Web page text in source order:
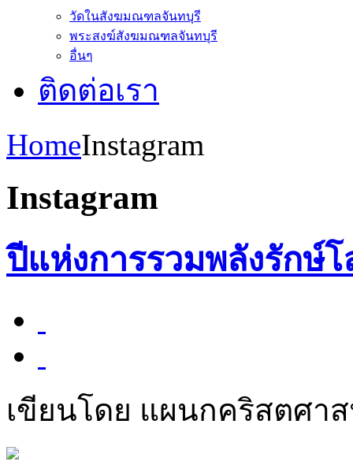
วัดในสังฆมณฑลจันทบุรี
พระสงฆ์สังฆมณฑลจันทบุรี
อื่นๆ
ติดต่อเรา
HomeInstagram
Instagram
ปีแห่งการรวมพลังรักษ์โ
เขียนโดย แผนกคริสตศา